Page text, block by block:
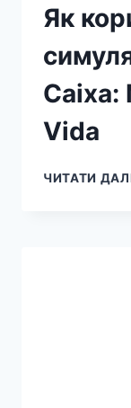
Як
Caixa:
Vida
ЧИТАТИ